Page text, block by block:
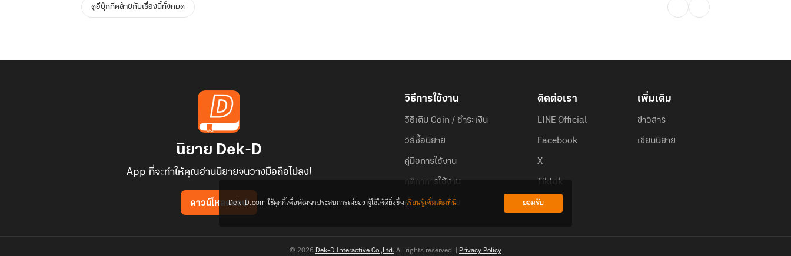
ดูอีบุ๊กที่คล้ายกับเรื่องนี้ทั้งหมด
นิยาย Dek-D
App ที่จะทำให้คุณอ่านนิยายจนวางมือถือไม่ลง!
ดาวน์โหลดแอป
วิธีการใช้งาน
วิธีเติม Coin / ชำระเงิน
วิธีซื้อนิยาย
คู่มือการใช้งาน
กติกาการใช้งาน
คำถามที่พบบ่อย
ติดต่อเรา
LINE Official
Facebook
X
Tiktok
เพิ่มเติม
ข่าวสาร
เขียนนิยาย
© 2026 Dek-D Interactive Co.,Ltd. All rights reserved. | Privacy Policy
Dek-D.com ใช้คุกกี้เพื่อพัฒนาประสบการณ์ของ ผู้ใช้ให้ดียิ่งขึ้นเรียนรู้เพิ่มเติมที่นี่ ยอมรับ